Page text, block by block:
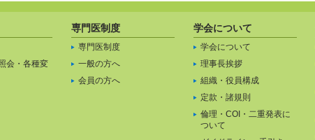
会・各種変
専門医制度
専門医制度
一般の方へ
会員の方へ
学会について
学会について
理事長挨拶
組織・役員構成
定款・諸規則
倫理・COI・二重発表に
ついて